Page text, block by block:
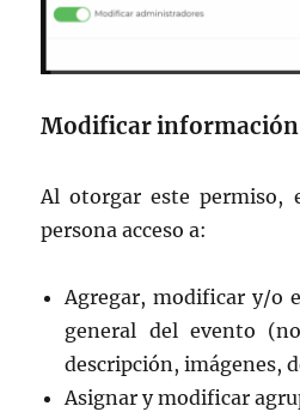
Modificar información
Al otorgar este permiso,
persona acceso a:
Agregar, modificar y/o
general del evento
descripción, imágenes,
Asignar y modificar